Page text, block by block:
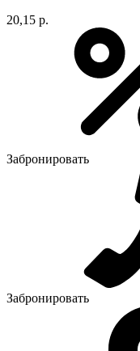
20,15 р.
Забронировать
Забронировать